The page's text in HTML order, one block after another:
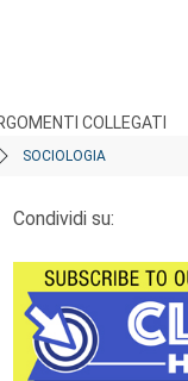
COLLEGATI
SOCIOLOGIA
Condividi su: